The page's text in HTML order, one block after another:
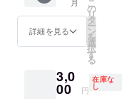
詳細を見る
の
リ
タ
ー
ン
を
選
択
す
る
3,0
00 円
在庫な
し